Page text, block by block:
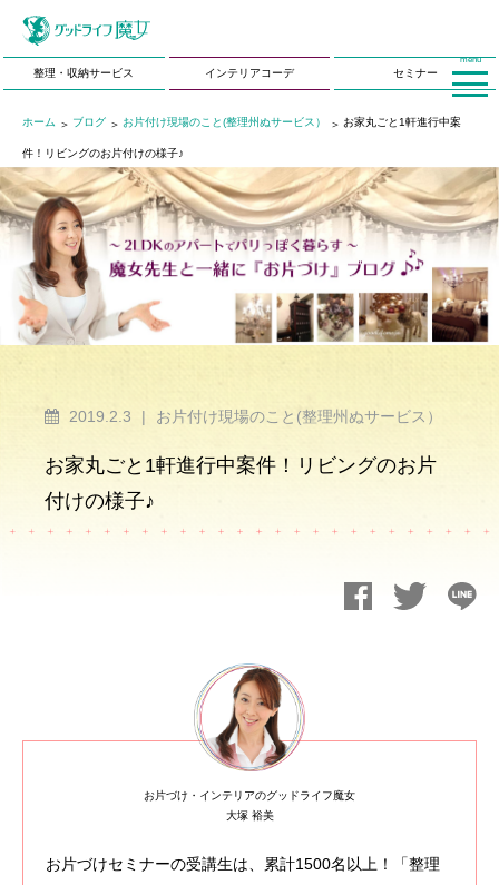
整理・収納サービス インテリアコーデ セミナー
ホーム ブログ お片付け現場のこと(整理州ぬサービス） お家丸ごと1軒進行中案
件！リビングのお片付けの様子♪
2019.2.3 | お片付け現場のこと(整理州ぬサービス）
お家丸ごと1軒進行中案件！リビングのお片
付けの様子♪
お片づけ・インテリアのグッドライフ魔女
大塚 裕美
お片づけセミナーの受講生は、累計1500名以上！「整理
menu